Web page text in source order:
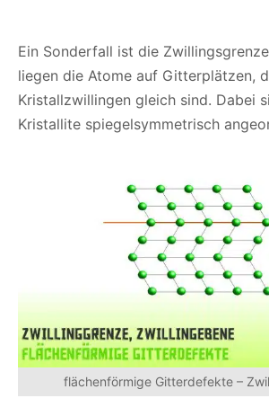
Ein Sonderfall ist die
liegen die Atome auf Gitterplätzen,
Kristallzwillingen gleich sind. Dabei
Kristallite spiegelsymmetrisch
flächenförmige Gitterdefekte –